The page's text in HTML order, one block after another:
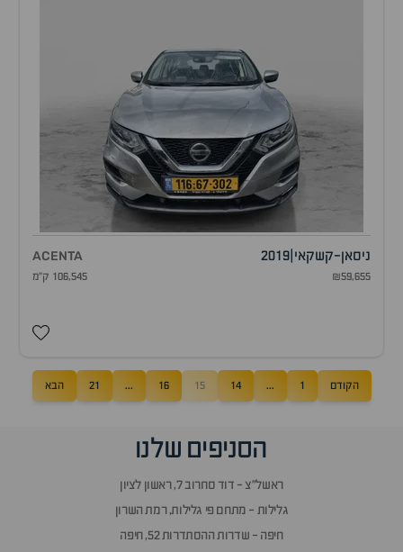
ניסאן-קשקאי 2019
ACENTA
₪59,655 106,545 ק"מ
הקודם 1
...
14
15
16
...
21 הבא
הסניפים שלנו
ראשל״צ - דוד סחרוב 7, ראשון לציון
גלילות - מתחם פי גלילות, רמת השרון
חיפה - שדרות ההסתדרות 52, חיפה